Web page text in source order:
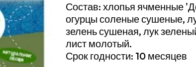
Состав: хлопья ячменные
огурцы соленые сушеные,
зелень сушеная, лук
лист молотый.
Срок годности: 10 месяцев